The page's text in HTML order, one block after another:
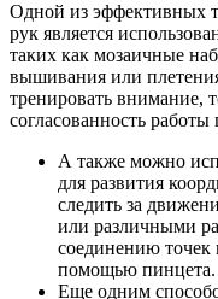
Одной из эффективных
рук является
таких как мозаичные
вышивания или
тренировать внимание,
согласованность работы
А также можно
для развития
следить за
или различными
соединению точек
помощью пинцета.
Еще одним